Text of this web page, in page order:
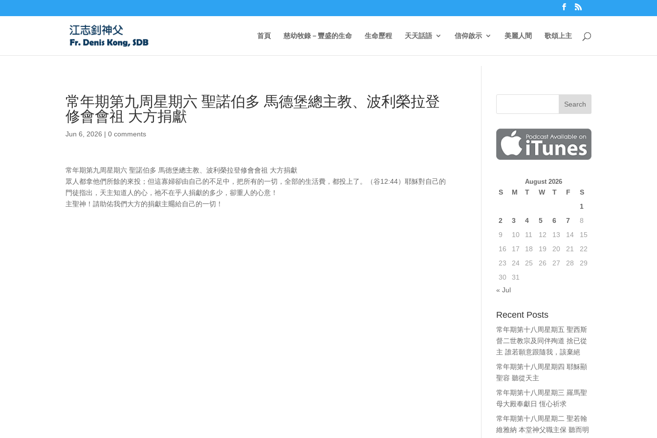
首頁 慈幼牧錄－豐盛的生命 生命歷程 天天話語 信仰啟示 美麗人間 歌頌上主
常年期第九周星期六 聖諾伯多 馬德堡總主教、波利榮拉登
修會會祖 大方捐獻
Jun 6, 2026 |0 comments
常年期第九周星期六 聖諾伯多 馬德堡總主教、波利榮拉登修會會祖 大方捐獻
眾人都拿他們所餘的來投；但這寡婦卻由自己的不足中，把所有的一切，全部的生活費，都投上了。（谷12:44）耶穌對自己的
門徒指出，天主知道人的心，祂不在乎人捐獻的多少，卻重人的心意！
主聖神！請助佑我們大方的捐獻主𧶽給自己的一切！
August 2026
S M T W T F
S
1
2
3 4 5 6 7
8
9
10 11 12 13 14
15
16
17 18 19 20 21
22
23
24 25 26 27 28
29
30
31
« Jul
Recent Posts
常年期第十八周星期五 聖西斯
督二世教宗及同伴殉道 捨已從
主 誰若願意跟隨我，該棄絕
常年期第十八周星期四 耶穌顯
聖容 聽從天主
常年期第十八周星期三 羅馬聖
母大殿奉獻日 恆心祈求
常年期第十八周星期二 聖若翰
維雅納 本堂神父職主保 聽而明